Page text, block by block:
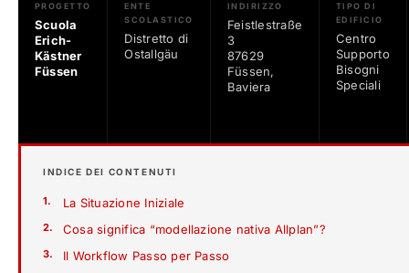
PROGETTO
Scuola
Erich-
Kästner
Füssen
ENTE
SCOLASTICO
Distretto di
Ostallgäu
INDIRIZZO
Feistlestraße
3
87629
Füssen,
Baviera
TIPO DI
EDIFICIO
Centro
Supporto
Bisogni
Speciali
INDICE DEI CONTENUTI
1. La Situazione Iniziale
2. Cosa significa “modellazione nativa Allplan”?
3. Il Workflow Passo per Passo